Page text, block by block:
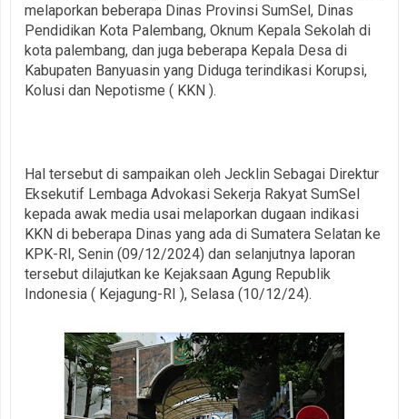
melaporkan beberapa Dinas Provinsi SumSel, Dinas
Pendidikan Kota Palembang, Oknum Kepala Sekolah di
kota palembang, dan juga beberapa Kepala Desa di
Kabupaten Banyuasin yang Diduga terindikasi Korupsi,
Kolusi dan Nepotisme ( KKN ).
Hal tersebut di sampaikan oleh Jecklin Sebagai Direktur
Eksekutif Lembaga Advokasi Sekerja Rakyat SumSel
kepada awak media usai melaporkan dugaan indikasi
KKN di beberapa Dinas yang ada di Sumatera Selatan ke
KPK-RI, Senin (09/12/2024) dan selanjutnya laporan
tersebut dilajutkan ke Kejaksaan Agung Republik
Indonesia ( Kejagung-RI ), Selasa (10/12/24).